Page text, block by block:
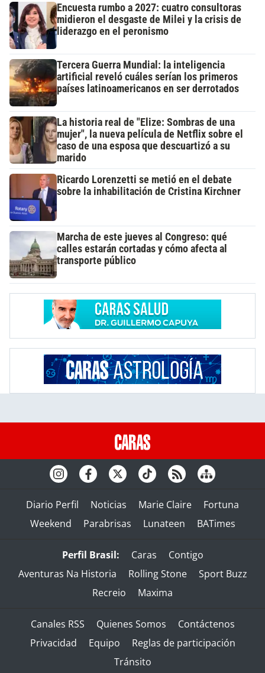
Encuesta rumbo a 2027: cuatro consultoras
midieron el desgaste de Milei y la crisis de
liderazgo en el peronismo
Tercera Guerra Mundial: la inteligencia
artificial reveló cuáles serían los primeros
países latinoamericanos en ser derrotados
La historia real de "Elize: Sombras de una
mujer", la nueva película de Netflix sobre el
caso de una esposa que descuartizó a su
marido
Ricardo Lorenzetti se metió en el debate
sobre la inhabilitación de Cristina Kirchner
Marcha de este jueves al Congreso: qué
calles estarán cortadas y cómo afecta al
transporte público
Diario Perfil Noticias Marie Claire
Fortuna
Weekend
Parabrisas Lunateen BATimes
Perfil Brasil: Caras
Contigo
Aventuras Na Historia
Rolling Stone
Sport Buzz
Recreio
Maxima
Canales RSS Quienes Somos
Contáctenos
Privacidad
Equipo
Reglas de participación
Tránsito